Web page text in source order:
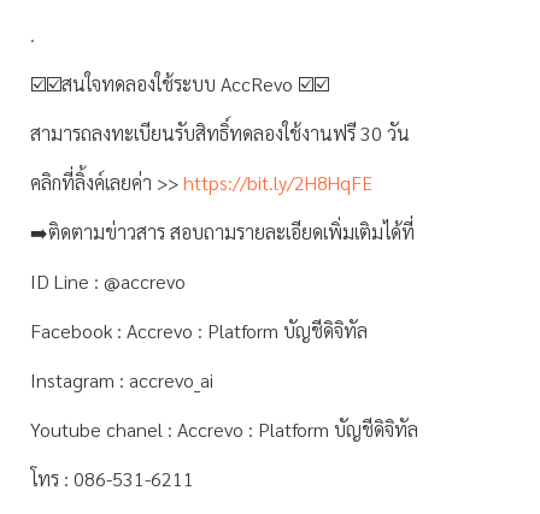
.
☑️☑️สนใจทดลองใช้ระบบ AccRevo ☑️☑️
สามารถลงทะเบียนรับสิทธิ์ทดลองใช้งานฟรี 30 วัน
คลิกที่ลิ้งค์เลยค่า >>https://bit.ly/2H8HqFE
➡️ติดตามข่าวสาร สอบถามรายละเอียดเพิ่มเติมได้ที่
ID Line : @accrevo
Facebook : Accrevo : Platform บัญชีดิจิทัล
Instagram : accrevo_ai
Youtube chanel : Accrevo : Platform บัญชีดิจิทัล
โทร : 086-531-6211